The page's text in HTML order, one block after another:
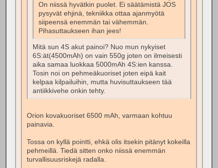
On niissä hyvätkin puolet. Ei säätämistä JOS
pysyvät ehjinä, tekniikka ottaa ajanmyötä
siipeensä enemmän tai vähemmän.
Pihasuttaukseen ihan jees!
Mitä sun 4S akut painoi? Nuo mun nykyiset
6S:ät(4500mAh) on vain 550g joten on ilmeisesti
aika samaa luokkaa 5000mAh 4S:ien kanssa.
Tosin noi on pehmeäkuoriset joten eipä kait
kelpaa kilpailuihin, mutta huvisuttaukseen tää
antiikkivehe onkin tehty.
Orion kovakuoriset 6500 mAh, varmaan kohtuu
painavia.
Tossa on kyllä pointti, ehkä olis itsekin pitänyt kokeilla
pehmeillä. Tiedä sitten onko niissä enemmän
turvallisuusriskejä radalla.